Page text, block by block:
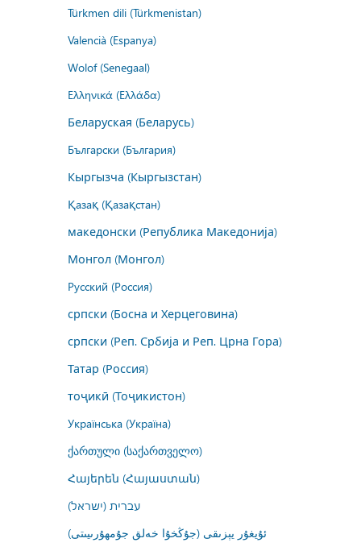
Türkmen dili (Türkmenistan)
Valencià (Espanya)
Wolof (Senegaal)
Ελληνικά (Ελλάδα)
Беларуская (Беларусь)
Български (България)
Кыргызча (Кыргызстан)
Қазақ (Қазақстан)
македонски (Република Македонија)
Монгол (Монгол)
Русский (Россия)
српски (Босна и Херцеговина)
српски (Реп. Србија и Реп. Црна Гора)
Татар (Россия)
тоҷикӣ (Тоҷикистон)
Українська (Україна)
ქართული (საქართველო)
Հայերեն (Հայաստան)
עברית (ישראל)
ئۇيغۇر يېزىقى (جۇڭخۇا خەلق جۇمھۇرىيىتى)